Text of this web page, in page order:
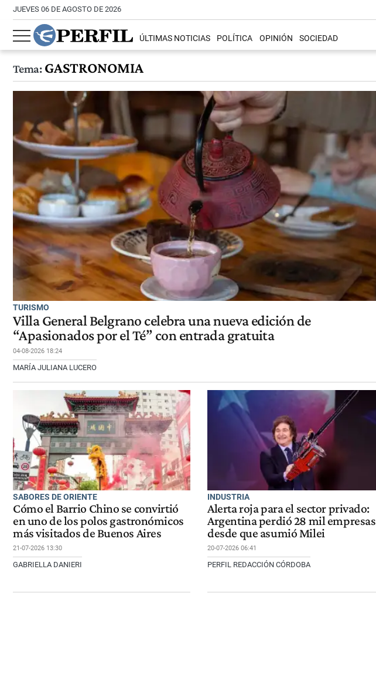
JUEVES 06 DE AGOSTO DE 2026
ÚLTIMAS NOTICIAS POLÍTICA OPINIÓN SOCIEDAD
Tema:GASTRONOMIA
TURISMO
Villa General Belgrano celebra una nueva edición de
“Apasionados por el Té” con entrada gratuita
04-08-2026 18:24
MARÍA JULIANA LUCERO
SABORES DE ORIENTE
Cómo el Barrio Chino se convirtió
en uno de los polos gastronómicos
más visitados de Buenos Aires
21-07-2026 13:30
GABRIELLA DANIERI
INDUSTRIA
Alerta roja para el sector privado:
Argentina perdió 28 mil empresas
desde que asumió Milei
20-07-2026 06:41
PERFIL REDACCIÓN CÓRDOBA